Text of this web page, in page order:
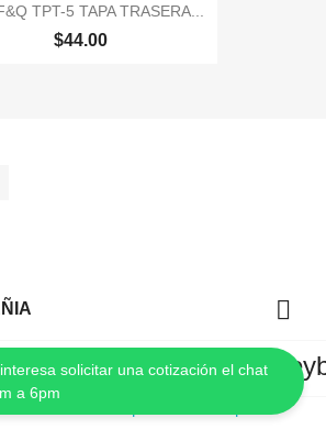
TPT-5 TAPA TRASERA...
$44.00

LA TIENDA
creado por PrestaShop™
solicitar una cotización el chat
a 6pm